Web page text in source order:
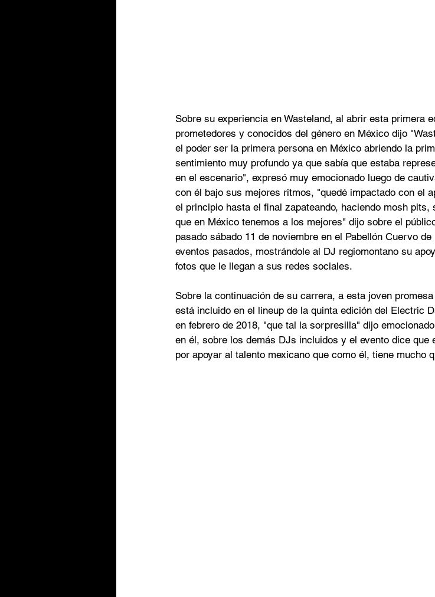
Sobre su experiencia en Wasteland, al abrir esta primera
prometedores y conocidos del género en México dijo
el poder ser la primera persona en México abriendo la
sentimiento muy profundo ya que sabía que estaba
en el escenario", expresó muy emocionado luego de
con él bajo sus mejores ritmos, "quedé impactado con el
el principio hasta el final zapateando, haciendo mosh pits,
que en México tenemos a los mejores" dijo sobre el
pasado sábado 11 de noviembre en el Pabellón Cuervo
eventos pasados, mostrándole al DJ regiomontano su
fotos que le llegan a sus redes sociales.
Sobre la continuación de su carrera, a esta joven
está incluido en el lineup de la quinta edición del Electric
en febrero de 2018, "que tal la sorpresilla" dijo
en él, sobre los demás DJs incluidos y el evento dice que
por apoyar al talento mexicano que como él, tiene mucho